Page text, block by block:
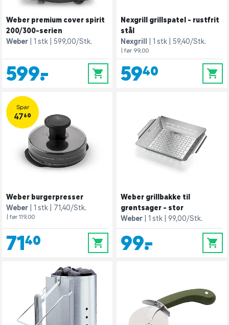
Weber premium cover spirit
200/300-serien
Weber
1 stk 599,00/Stk.
599,- 0
Nexgrill grillspatel - rustfrit
stål
Nexgrill
1 stk 59,40/Stk.
| før 99,00
59,40 0
Spar
47,60
Weber burgerpresser
Weber
1 stk 71,40/Stk.
| før 119,00
71,40 0
Weber grillbakke til
grøntsager - stor
Weber
1 stk 99,00/Stk.
99,- 0